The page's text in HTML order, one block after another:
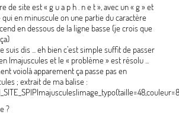
de site est « g u a p h . n e t», avec un « g» et
qui en minuscule on une partie du caractère
en dessous de la ligne basse (je crois que
suis dis ... eh bien c’est simple suffit de passer
|majuscules et le « problème» est résolu ...
voiolà apparement ça passe pas en
; extrait de ma balise :
?